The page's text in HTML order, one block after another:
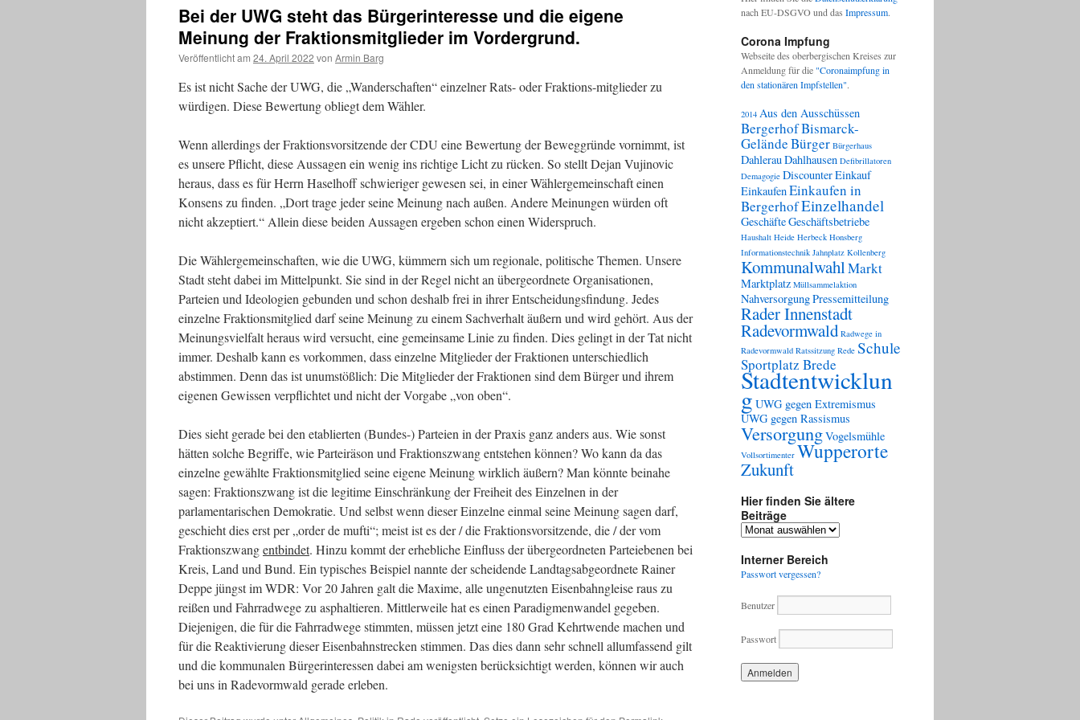
Bei der UWG steht das Bürgerinteresse und die eigene
Meinung der Fraktionsmitglieder im Vordergrund.
Veröffentlicht am 24. April 2022 von Armin Barg
Es ist nicht Sache der UWG, die „Wanderschaften“ einzelner Rats- oder Fraktions-mitglieder zu
würdigen. Diese Bewertung obliegt dem Wähler.
Wenn allerdings der Fraktionsvorsitzende der CDU eine Bewertung der Beweggründe vornimmt, ist
es unsere Pflicht, diese Aussagen ein wenig ins richtige Licht zu rücken. So stellt Dejan Vujinovic
heraus, dass es für Herrn Haselhoff schwieriger gewesen sei, in einer Wählergemeinschaft einen
Konsens zu finden. „Dort trage jeder seine Meinung nach außen. Andere Meinungen würden oft
nicht akzeptiert.“ Allein diese beiden Aussagen ergeben schon einen Widerspruch.
Die Wählergemeinschaften, wie die UWG, kümmern sich um regionale, politische Themen. Unsere
Stadt steht dabei im Mittelpunkt. Sie sind in der Regel nicht an übergeordnete Organisationen,
Parteien und Ideologien gebunden und schon deshalb frei in ihrer Entscheidungsfindung. Jedes
einzelne Fraktionsmitglied darf seine Meinung zu einem Sachverhalt äußern und wird gehört. Aus der
Meinungsvielfalt heraus wird versucht, eine gemeinsame Linie zu finden. Dies gelingt in der Tat nicht
immer. Deshalb kann es vorkommen, dass einzelne Mitglieder der Fraktionen unterschiedlich
abstimmen. Denn das ist unumstößlich: Die Mitglieder der Fraktionen sind dem Bürger und ihrem
eigenen Gewissen verpflichtet und nicht der Vorgabe „von oben“.
Dies sieht gerade bei den etablierten (Bundes-) Parteien in der Praxis ganz anders aus. Wie sonst
hätten solche Begriffe, wie Parteiräson und Fraktionszwang entstehen können? Wo kann da das
einzelne gewählte Fraktionsmitglied seine eigene Meinung wirklich äußern? Man könnte beinahe
sagen: Fraktionszwang ist die legitime Einschränkung der Freiheit des Einzelnen in der
parlamentarischen Demokratie. Und selbst wenn dieser Einzelne einmal seine Meinung sagen darf,
geschieht dies erst per „order de mufti“; meist ist es der / die Fraktionsvorsitzende, die / der vom
Fraktionszwangentbindet. Hinzu kommt der erhebliche Einfluss der übergeordneten Parteiebenen bei
Kreis, Land und Bund. Ein typisches Beispiel nannte der scheidende Landtagsabgeordnete Rainer
Deppe jüngst im WDR: Vor 20 Jahren galt die Maxime, alle ungenutzten Eisenbahngleise raus zu
reißen und Fahrradwege zu asphaltieren. Mittlerweile hat es einen Paradigmenwandel gegeben.
Diejenigen, die für die Fahrradwege stimmten, müssen jetzt eine 180 Grad Kehrtwende machen und
für die Reaktivierung dieser Eisenbahnstrecken stimmen. Das dies dann sehr schnell allumfassend gilt
und die kommunalen Bürgerinteressen dabei am wenigsten berücksichtigt werden, können wir auch
bei uns in Radevormwald gerade erleben.
nach EU-DSGVO und das Impressum.
Corona Impfung
Webseite des oberbergischen Kreises zur
Anmeldung für die "Coronaimpfung in
den stationären Impfstellen".
2014 Aus den Ausschüssen
BergerhofBismarck-
GeländeBürger Bürgerhaus
DahlerauDahlhausen Defibrillatoren
Demagogie DiscounterEinkauf
EinkaufenEinkaufen in
BergerhofEinzelhandel
GeschäfteGeschäftsbetriebe
Haushalt Heide Herbeck Honsberg
Informationstechnik Jahnplatz Kollenberg
KommunalwahlMarkt
Marktplatz Müllsammelaktion
NahversorgungPressemitteilung
Rader Innenstadt
Radevormwald Radwege in
Radevormwald Ratssitzung Rede Schule
Sportplatz Brede
Stadtentwicklun
g UWG gegen Extremismus
UWG gegen Rassismus
VersorgungVogelsmühle
Vollsortimenter Wupperorte
Zukunft
Hier finden Sie ältere
Beiträge
Hier
Sie
ältere
Interner Bereich
Passwort vergessen?
Benutzer
Passwort